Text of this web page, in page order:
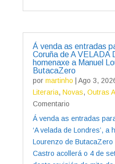
Á venda as entradas
Coruña de A VELADA
homenaxe a Manuel
ButacaZero
por martinho Ago 3,
Literaria, Novas, Outras
Comentario
Á venda as entradas
‘A velada de Londres’, a
Lourenzo de
Castro acollerá o 4 de